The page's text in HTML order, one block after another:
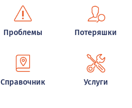
Проблемы Потеряшки
Справочник Услуги